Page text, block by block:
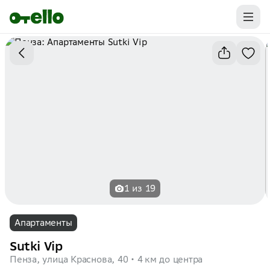
Промокоды на первую бронь уже ваши.
Забирайте выгоду
1 из 19
Апартаменты
Sutki Vip
Пенза, улица Краснова, 40 4 км до центра